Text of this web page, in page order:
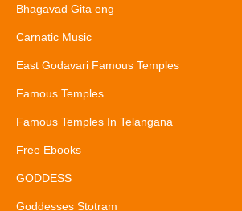
Bhagavad Gita eng
Carnatic Music
East Godavari Famous Temples
Famous Temples
Famous Temples In Telangana
Free Ebooks
GODDESS
Goddesses Stotram